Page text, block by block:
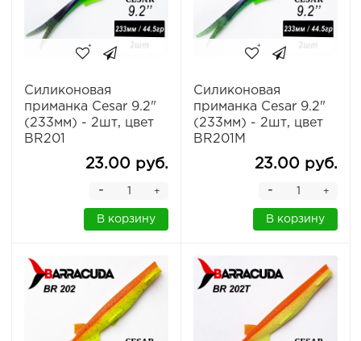
Силиконовая
приманка Cesar 9.2"
(233мм) - 2шт, цвет
BR201
23.00 руб.
+
-
В корзину
Силиконовая
приманка Cesar 9.2"
(233мм) - 2шт, цвет
BR201M
23.00 руб.
+
-
В корзину